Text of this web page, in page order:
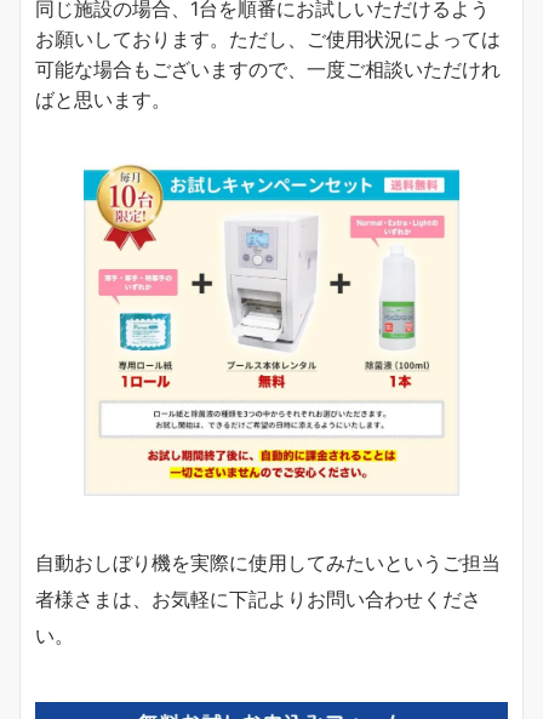
同じ施設の場合、1台を順番にお試しいただけるよう
お願いしております。ただし、ご使用状況によっては
可能な場合もございますので、一度ご相談いただけれ
ばと思います。
自動おしぼり機を実際に使用してみたいというご担当
者様さまは、お気軽に下記よりお問い合わせくださ
い。